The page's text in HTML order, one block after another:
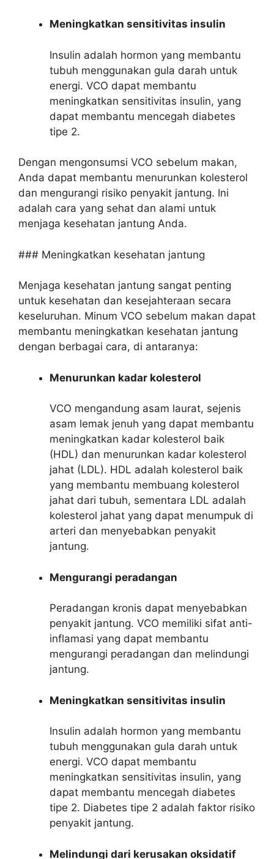
Meningkatkan sensitivitas insulin
Insulin adalah hormon yang membantu
tubuh menggunakan gula darah untuk
energi. VCO dapat membantu
meningkatkan sensitivitas insulin, yang
dapat membantu mencegah diabetes
tipe 2.
Dengan mengonsumsi VCO sebelum makan,
Anda dapat membantu menurunkan kolesterol
dan mengurangi risiko penyakit jantung. Ini
adalah cara yang sehat dan alami untuk
menjaga kesehatan jantung Anda.
### Meningkatkan kesehatan jantung
Menjaga kesehatan jantung sangat penting
untuk kesehatan dan kesejahteraan secara
keseluruhan. Minum VCO sebelum makan dapat
membantu meningkatkan kesehatan jantung
dengan berbagai cara, di antaranya:
Menurunkan kadar kolesterol
VCO mengandung asam laurat, sejenis
asam lemak jenuh yang dapat membantu
meningkatkan kadar kolesterol baik
(HDL) dan menurunkan kadar kolesterol
jahat (LDL). HDL adalah kolesterol baik
yang membantu membuang kolesterol
jahat dari tubuh, sementara LDL adalah
kolesterol jahat yang dapat menumpuk di
arteri dan menyebabkan penyakit
jantung.
Mengurangi peradangan
Peradangan kronis dapat menyebabkan
penyakit jantung. VCO memiliki sifat anti-
inflamasi yang dapat membantu
mengurangi peradangan dan melindungi
jantung.
Meningkatkan sensitivitas insulin
Insulin adalah hormon yang membantu
tubuh menggunakan gula darah untuk
energi. VCO dapat membantu
meningkatkan sensitivitas insulin, yang
dapat membantu mencegah diabetes
tipe 2. Diabetes tipe 2 adalah faktor risiko
penyakit jantung.
Melindungi dari kerusakan oksidatif